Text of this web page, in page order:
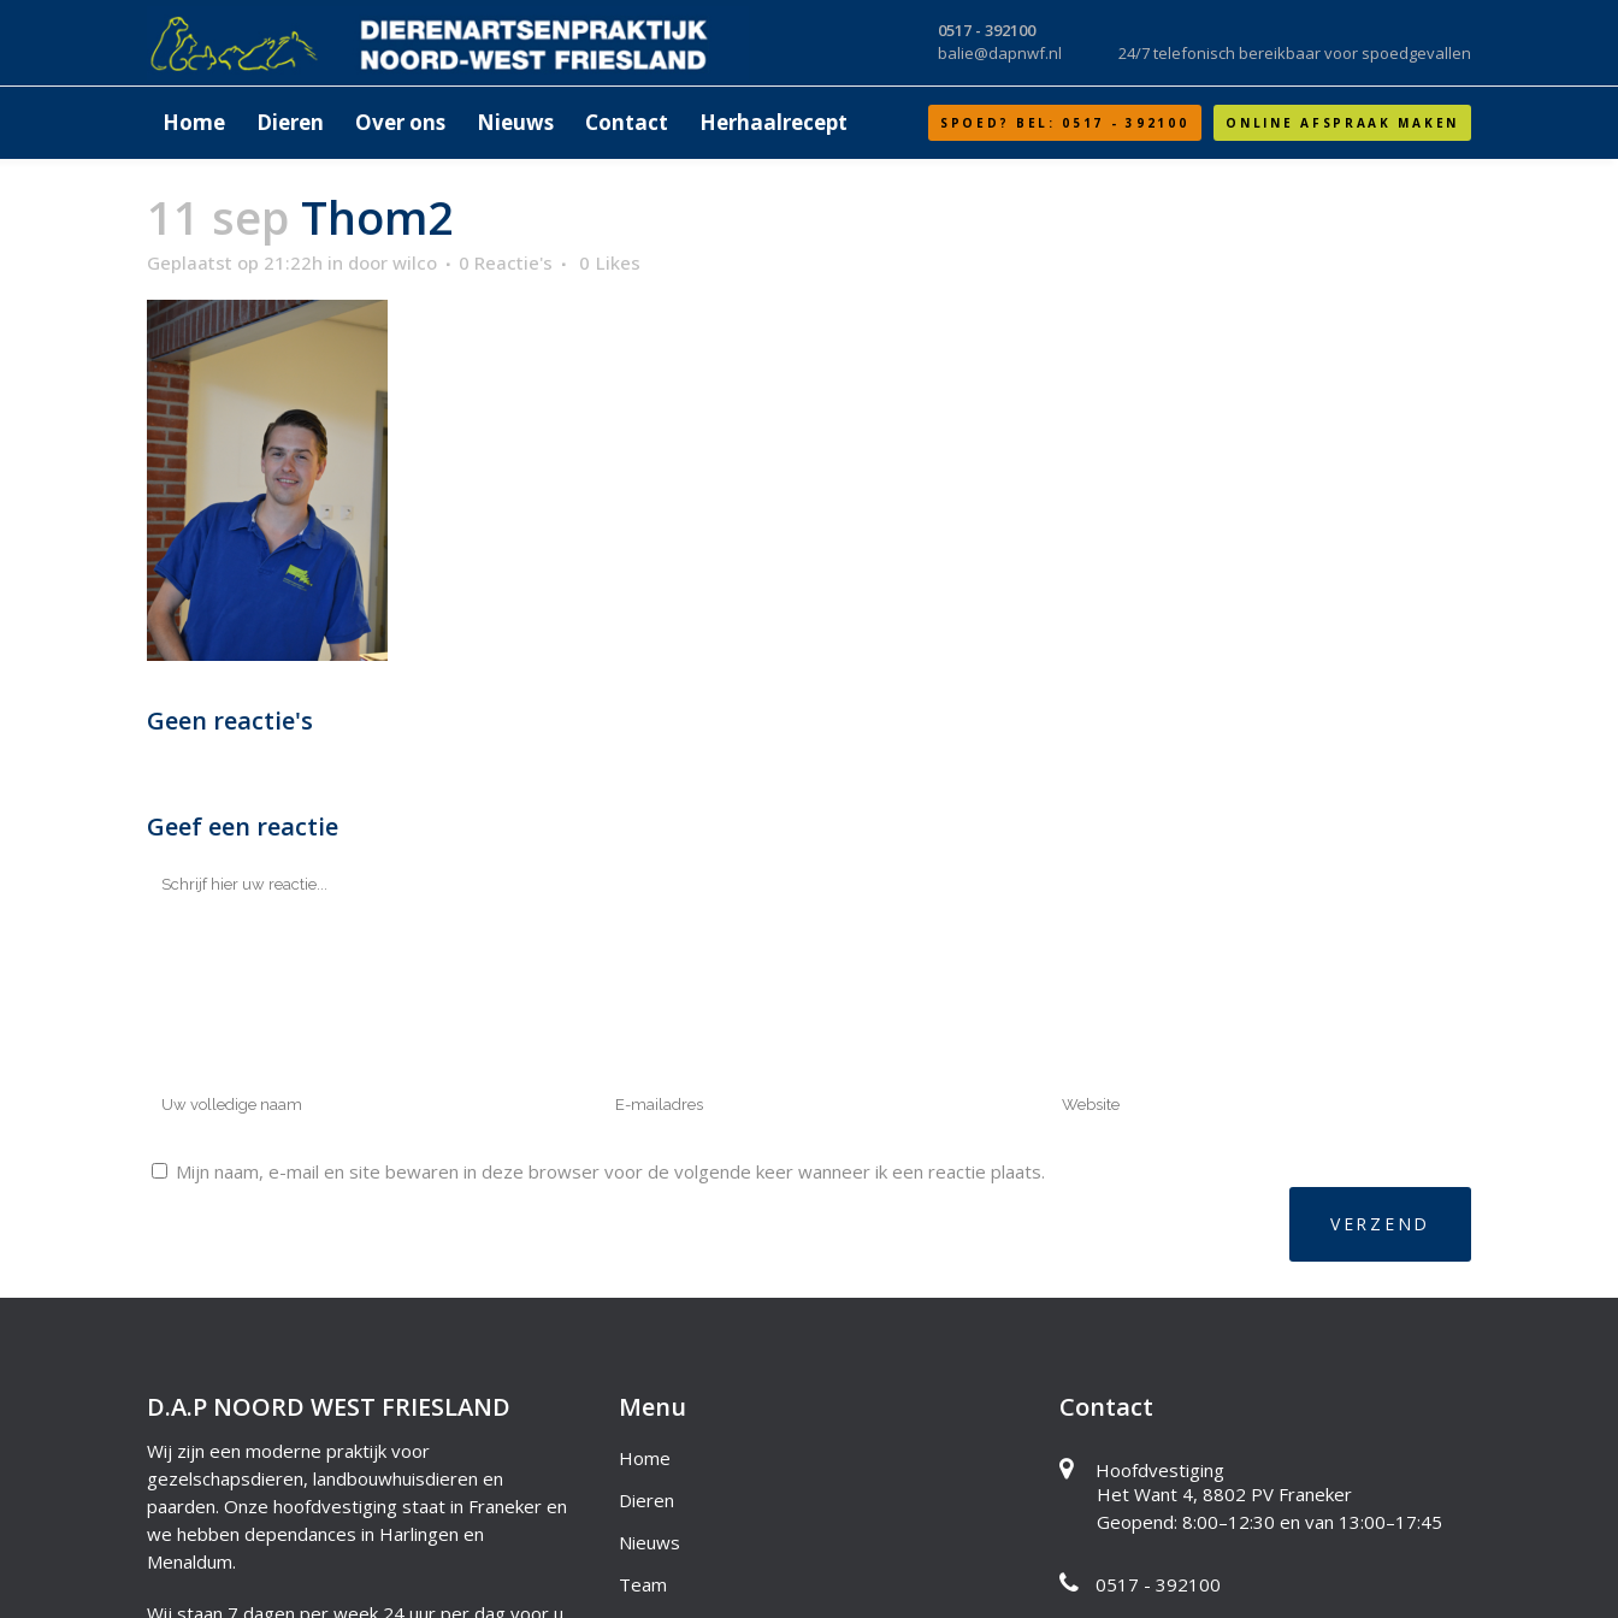
0517 - 392100
balie@dapnwf.nl
24/7 telefonisch bereikbaar voor spoedgevallen
Home Dieren Over ons Nieuws Contact Herhaalrecept SPOED? BEL: 0517 - 392100 ONLINE AFSPRAAK MAKEN
11 sep Thom2
Geplaatst op 21:22h in door wilco 0 Reactie's 0 Likes
Geen reactie's
Geef een reactie
Mijn naam, e-mail en site bewaren in deze browser voor de volgende keer wanneer ik een reactie plaats.
D.A.P NOORD WEST FRIESLAND
Wij zijn een moderne praktijk voor
gezelschapsdieren, landbouwhuisdieren en
paarden. Onze hoofdvestiging staat in Franeker en
we hebben dependances in Harlingen en
Menaldum.
Wij staan 7 dagen per week 24 uur per dag voor u
Menu
Home
Dieren
Nieuws
Team
Contact
Hoofdvestiging
Het Want 4, 8802 PV Franeker
Geopend: 8:00–12:30 en van 13:00–17:45
0517 - 392100